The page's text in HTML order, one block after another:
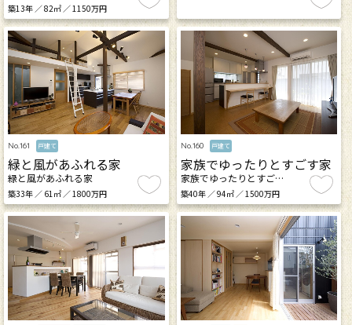
築13年 ／ 82㎡ ／ 1150万円
No.161 戸建て
緑と風があふれる家
緑と風があふれる家
築33年 ／ 61㎡ ／ 1800万円
No.160 戸建て
家族でゆったりとすごす家
家族でゆったりとすご…
築40年 ／ 94㎡ ／ 1500万円